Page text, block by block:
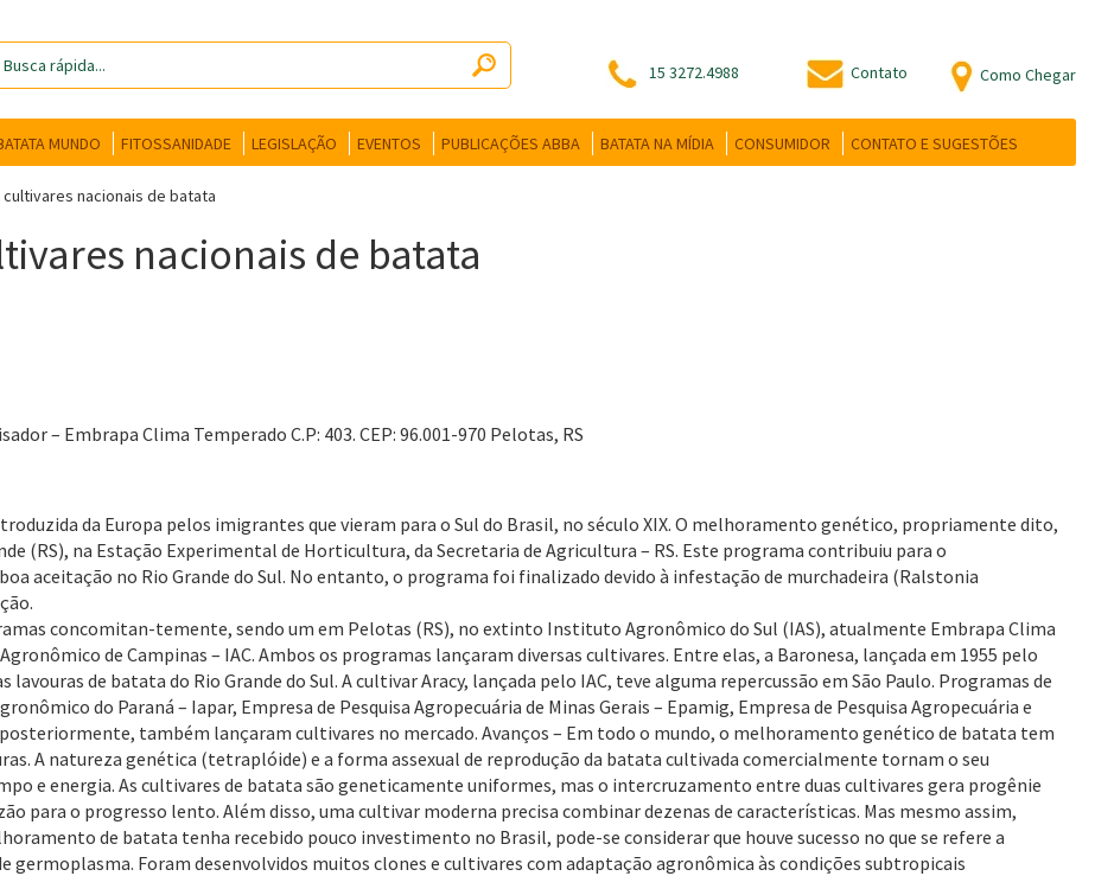
15 3272.4988 Contato Como Chegar
MUNDO FITOSSANIDADE LEGISLAÇÃO EVENTOS PUBLICAÇÕES ABBA BATATA NA MÍDIA CONSUMIDOR CONTATO E SUGESTÕES
nacionais de batata
nacionais de batata
– Embrapa Clima Temperado C.P: 403. CEP: 96.001-970 Pelotas, RS
da Europa pelos imigrantes que vieram para o Sul do Brasil, no século XIX. O melhoramento genético, propriamente dito,
(RS), na Estação Experimental de Horticultura, da Secretaria de Agricultura – RS. Este programa contribuiu para o
aceitação no Rio Grande do Sul. No entanto, o programa foi finalizado devido à infestação de murchadeira (Ralstonia
concomitan-temente, sendo um em Pelotas (RS), no extinto Instituto Agronômico do Sul (IAS), atualmente Embrapa Clima
de Campinas – IAC. Ambos os programas lançaram diversas cultivares. Entre elas, a Baronesa, lançada em 1955 pelo
de batata do Rio Grande do Sul. A cultivar Aracy, lançada pelo IAC, teve alguma repercussão em São Paulo. Programas de
do Paraná – Iapar, Empresa de Pesquisa Agropecuária de Minas Gerais – Epamig, Empresa de Pesquisa Agropecuária e
também lançaram cultivares no mercado. Avanços – Em todo o mundo, o melhoramento genético de batata tem
A natureza genética (tetraplóide) e a forma assexual de reprodução da batata cultivada comercialmente tornam o seu
e energia. As cultivares de batata são geneticamente uniformes, mas o intercruzamento entre duas cultivares gera progênie
para o progresso lento. Além disso, uma cultivar moderna precisa combinar dezenas de características. Mas mesmo assim,
de batata tenha recebido pouco investimento no Brasil, pode-se considerar que houve sucesso no que se refere a
Foram desenvolvidos muitos clones e cultivares com adaptação agronômica às condições subtropicais